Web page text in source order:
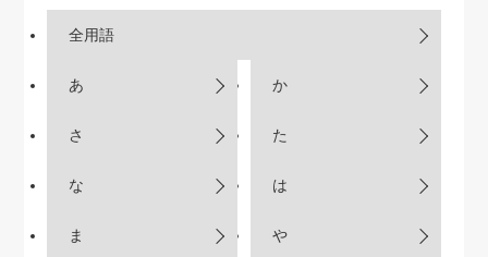
全用語
あ か
さ た
な は
ま や